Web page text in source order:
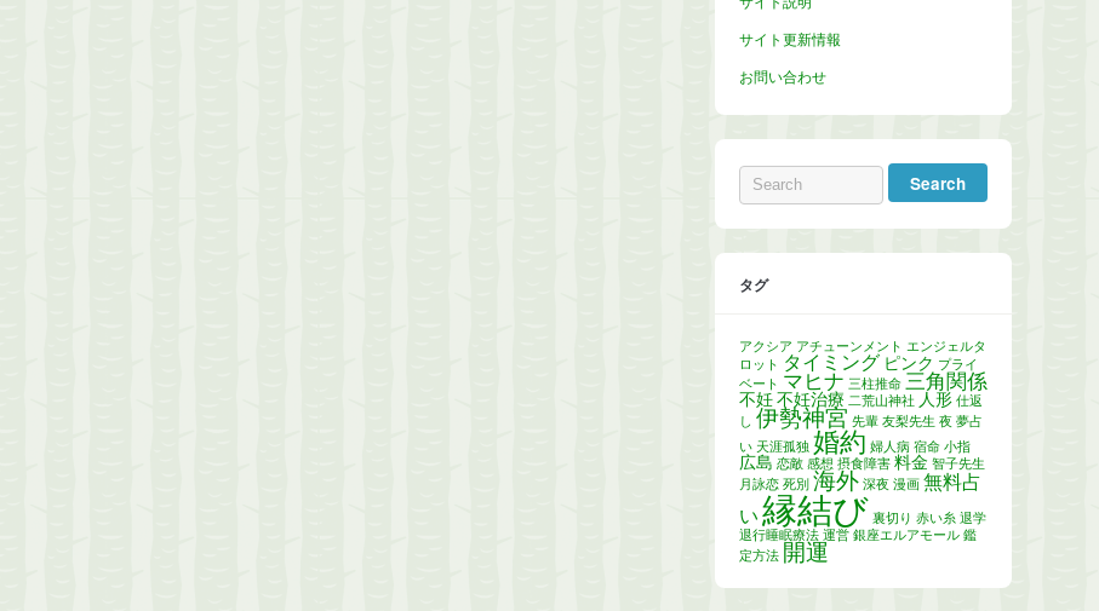
サイト更新情報
お問い合わせ
タグ
アクシア アチューンメント エンジェルタ
ロット タイミング ピンク プライ
ベート マヒナ 三柱推命 三角関係
不妊 不妊治療 二荒山神社 人形 仕返
し 伊勢神宮 先輩 友梨先生 夜 夢占
い 天涯孤独 婚約 婦人病 宿命 小指
広島 恋敵 感想 摂食障害 料金 智子先生
月詠恋 死別 海外 深夜 漫画 無料占
い 縁結び 裏切り 赤い糸 退学
退行睡眠療法 運営 銀座エルアモール 鑑
定方法 開運